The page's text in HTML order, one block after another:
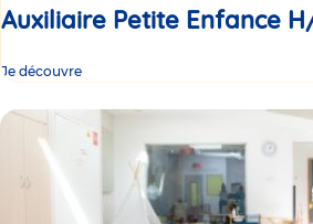
Auxiliaire Petite Enfance
Je découvre